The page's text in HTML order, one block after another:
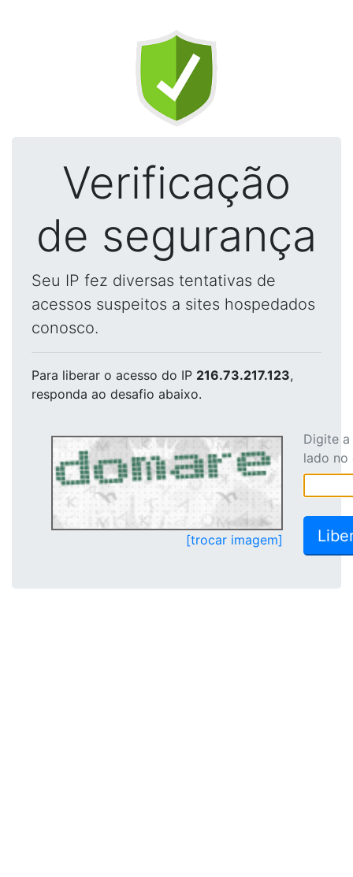
Verificação
de segurança
Seu IP fez diversas tentativas de
acessos suspeitos a sites hospedados
conosco.
Para liberar o acesso do IP 216.73.217.123,
responda ao desafio abaixo.
[trocar imagem]
Digite
lado no